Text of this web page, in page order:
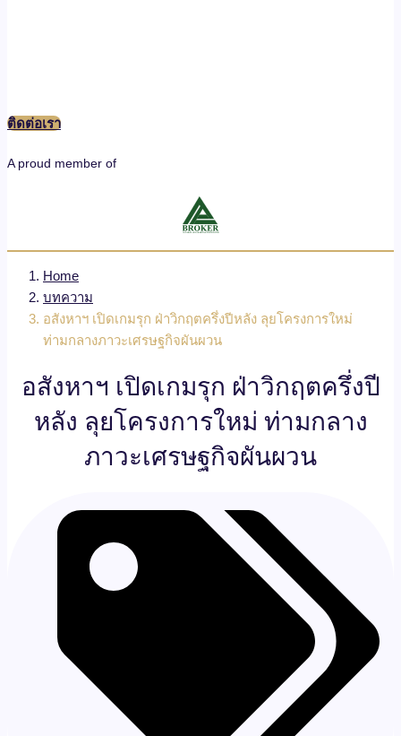
ติดต่อเรา
A proud member of
Home
บทความ
อสังหาฯ เปิดเกมรุก ฝ่าวิกฤตครึ่งปีหลัง ลุยโครงการใหม่
ท่ามกลางภาวะเศรษฐกิจผันผวน
อสังหาฯ เปิดเกมรุก ฝ่าวิกฤตครึ่งปี
หลัง ลุยโครงการใหม่ ท่ามกลาง
ภาวะเศรษฐกิจผันผวน